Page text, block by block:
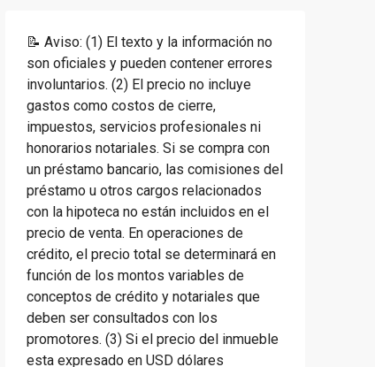
📝 Aviso: (1) El texto y la información no
son oficiales y pueden contener errores
involuntarios. (2) El precio no incluye
gastos como costos de cierre,
impuestos, servicios profesionales ni
honorarios notariales. Si se compra con
un préstamo bancario, las comisiones del
préstamo u otros cargos relacionados
con la hipoteca no están incluidos en el
precio de venta. En operaciones de
crédito, el precio total se determinará en
función de los montos variables de
conceptos de crédito y notariales que
deben ser consultados con los
promotores. (3) Si el precio del inmueble
esta expresado en USD dólares